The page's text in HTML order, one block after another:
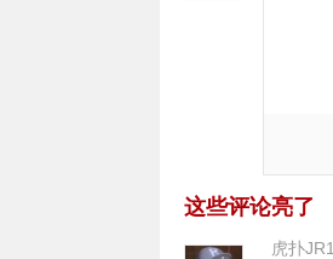
这些评论亮了
虎扑